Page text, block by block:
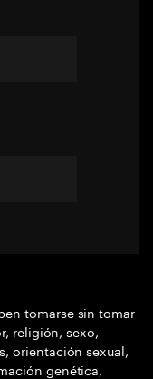
tomarse sin tomar
religión, sexo,
orientación sexual,
genética,